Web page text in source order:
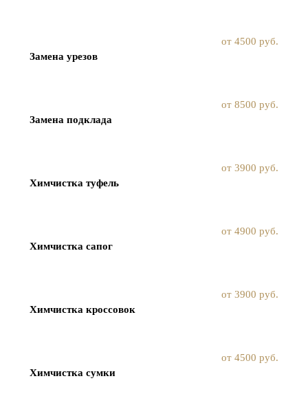
Замена урезов
от 4500 руб.
Замена подклада
от 8500 руб.
Химчистка туфель
от 3900 руб.
Химчистка сапог
от 4900 руб.
Химчистка кроссовок
от 3900 руб.
Химчистка сумки
от 4500 руб.